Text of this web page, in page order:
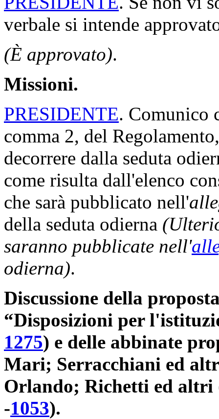
verbale si intende
(È approvato).
Missioni.
PRESIDENTE. Comunico
comma 2, del
decorrere dalla seduta
come risulta dall'elenco
che sarà pubblicato nell'
della seduta odierna
saranno pubblicate nell'
odierna).
Discussione della
“Disposizioni per
1275​) e delle abbinate
Mari; Serracchiani ed
Orlando; Richetti ed
-1053​).